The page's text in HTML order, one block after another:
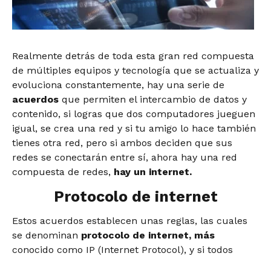
Realmente detrás de toda esta gran red compuesta
de múltiples equipos y tecnología que se actualiza y
evoluciona constantemente, hay una serie de
acuerdos que permiten el intercambio de datos y
contenido, si logras que dos computadores jueguen
igual, se crea una red y si tu amigo lo hace también
tienes otra red, pero si ambos deciden que sus
redes se conectarán entre sí, ahora hay una red
compuesta de redes, hay un internet.
Protocolo de internet
Estos acuerdos establecen unas reglas, las cuales
se denominan protocolo de internet, más
conocido como IP (Internet Protocol), y si todos